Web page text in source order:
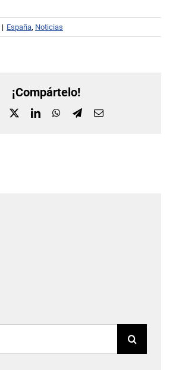
| España, Noticias
¡Compártelo!
Facebook LinkedInWhatsApp
TelegramCorreo